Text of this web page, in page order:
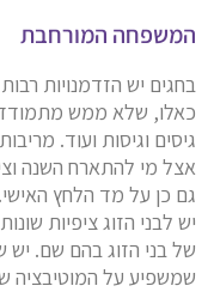
המשפחה המורחבת
בחגים יש הזדמנויות
כאלו, שלא ממש
גיסים וגיסות ועוד.
אצל מי להתארח השנה
גם כן על מד הלחץ האישי.
יש לבני הזוג ציפיות
של בני הזוג בהם שם.
שמשפיע על המוטיבציה